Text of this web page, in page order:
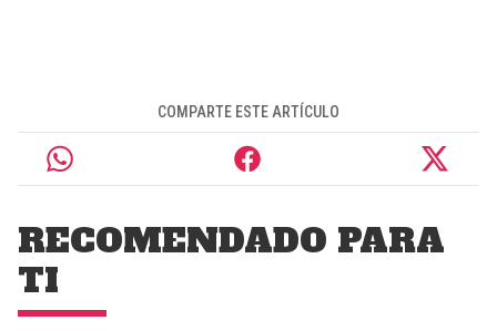
COMPARTE ESTE ARTÍCULO
RECOMENDADO PARA
TI